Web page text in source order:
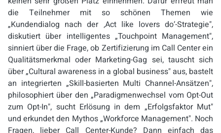
die Teilnehmer mit so schönen Themen wie
„Kundendialog nach der ‚Act like lovers do‘-Strategie",
diskutiert über intelligentes „Touchpoint Management",
sinniert über die Frage, ob Zertifizierung im Call Center ein
Qualitätsmerkmal oder Marketing-Gag sei, tauscht sich
über „Cultural awareness in a global business" aus, bastelt
an integrierten „Skill-basierten Multi Channel-Ansätzen",
philosophiert über den „Paradigmenwechsel vom Opt-Out
zum Opt-In", sucht Erlösung in dem „Erfolgsfaktor Mut"
und erkundet den Mythos „Workforce Management". Noch
Fragen, lieber Call Center-Kunde? Dann einfach das